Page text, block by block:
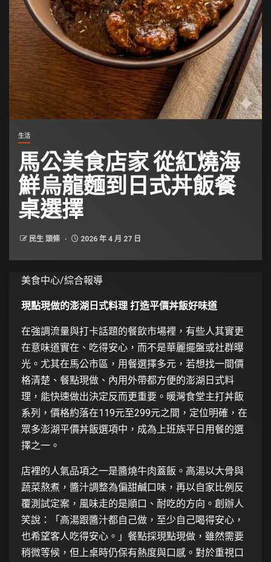
生活
馬公美食店家 從紅燒海
鮮烏龍麵到日式丼飯餐
桌選擇
民生 頭條 2026 年 4 月 27 日
美食中心/綜合報導
現點現做的澎湖日式料理 打造平價丼飯好味道
在強調流量與打卡話題的餐飲市場裡，有些人其實更
在意味道實在、吃得安心，而不是華麗擺盤或社群曝
光。尤其在馬公市區，用餐選擇多元，若想找一間價
格清楚、餐點現做、內用外帶都方便的澎湖日式料
理，能快速做出決定反而更重要。暖灣食堂主打丼飯
系列，價格約落在119元至299元之間，定位明確，在
眾多澎湖平價丼飯選項中，成為上班族平日用餐的選
擇之一。
店裡的人氣品項之一是醬燒牛肉蓋飯。高湯以大骨與
蔬菜熬煮，醬汁調整為偏甜鹹口味，再以自家比例反
覆測試定案，風味走的是順口、耐吃的方向。創辦人
笑說：「高湯跟醬汁都自己做，至少自己喝得安心，
也希望客人吃得安心。」餐點採現點現做，雖然需要
稍微等候，但上桌時仍保有熱度與口感。對於重視口